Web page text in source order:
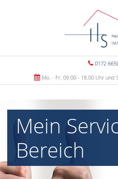
0172
Mo. - Fr. 09.00 - 18.00 Uhr und
Mein
Bereich